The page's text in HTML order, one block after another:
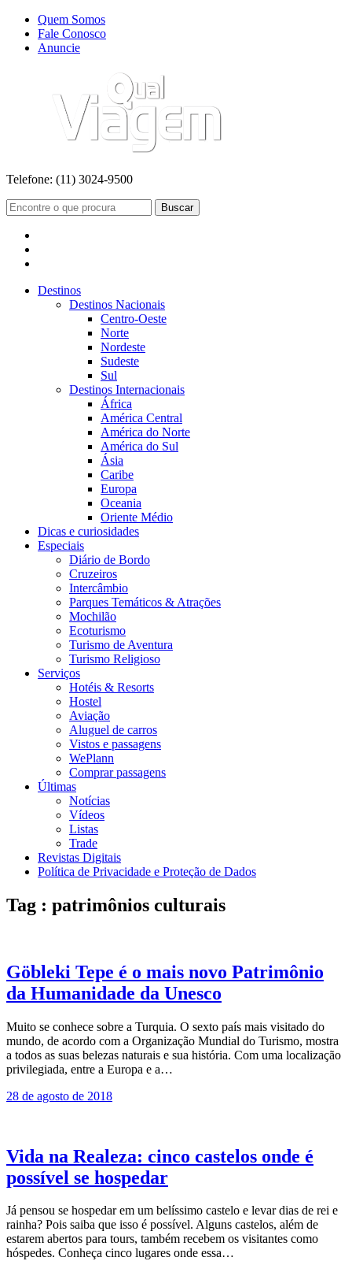
Quem Somos
Fale Conosco
Anuncie
Telefone: (11) 3024-9500
Buscar
Destinos
Destinos Nacionais
Centro-Oeste
Norte
Nordeste
Sudeste
Sul
Destinos Internacionais
África
América Central
América do Norte
América do Sul
Ásia
Caribe
Europa
Oceania
Oriente Médio
Dicas e curiosidades
Especiais
Diário de Bordo
Cruzeiros
Intercâmbio
Parques Temáticos & Atrações
Mochilão
Ecoturismo
Turismo de Aventura
Turismo Religioso
Serviços
Hotéis & Resorts
Hostel
Aviação
Aluguel de carros
Vistos e passagens
WePlann
Comprar passagens
Últimas
Notícias
Vídeos
Listas
Trade
Revistas Digitais
Política de Privacidade e Proteção de Dados
Tag : patrimônios culturais
Göbleki Tepe é o mais novo Patrimônio
da Humanidade da Unesco
Muito se conhece sobre a Turquia. O sexto país mais visitado do
mundo, de acordo com a Organização Mundial do Turismo, mostra
a todos as suas belezas naturais e sua história. Com uma localização
privilegiada, entre a Europa e a…
28 de agosto de 2018
Vida na Realeza: cinco castelos onde é
possível se hospedar
Já pensou se hospedar em um belíssimo castelo e levar dias de rei e
rainha? Pois saiba que isso é possível. Alguns castelos, além de
estarem abertos para tours, também recebem os visitantes como
hóspedes. Conheça cinco lugares onde essa…